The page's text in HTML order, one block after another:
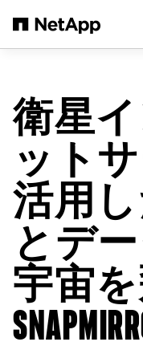
衛星
ット
活用
とデ
宇宙